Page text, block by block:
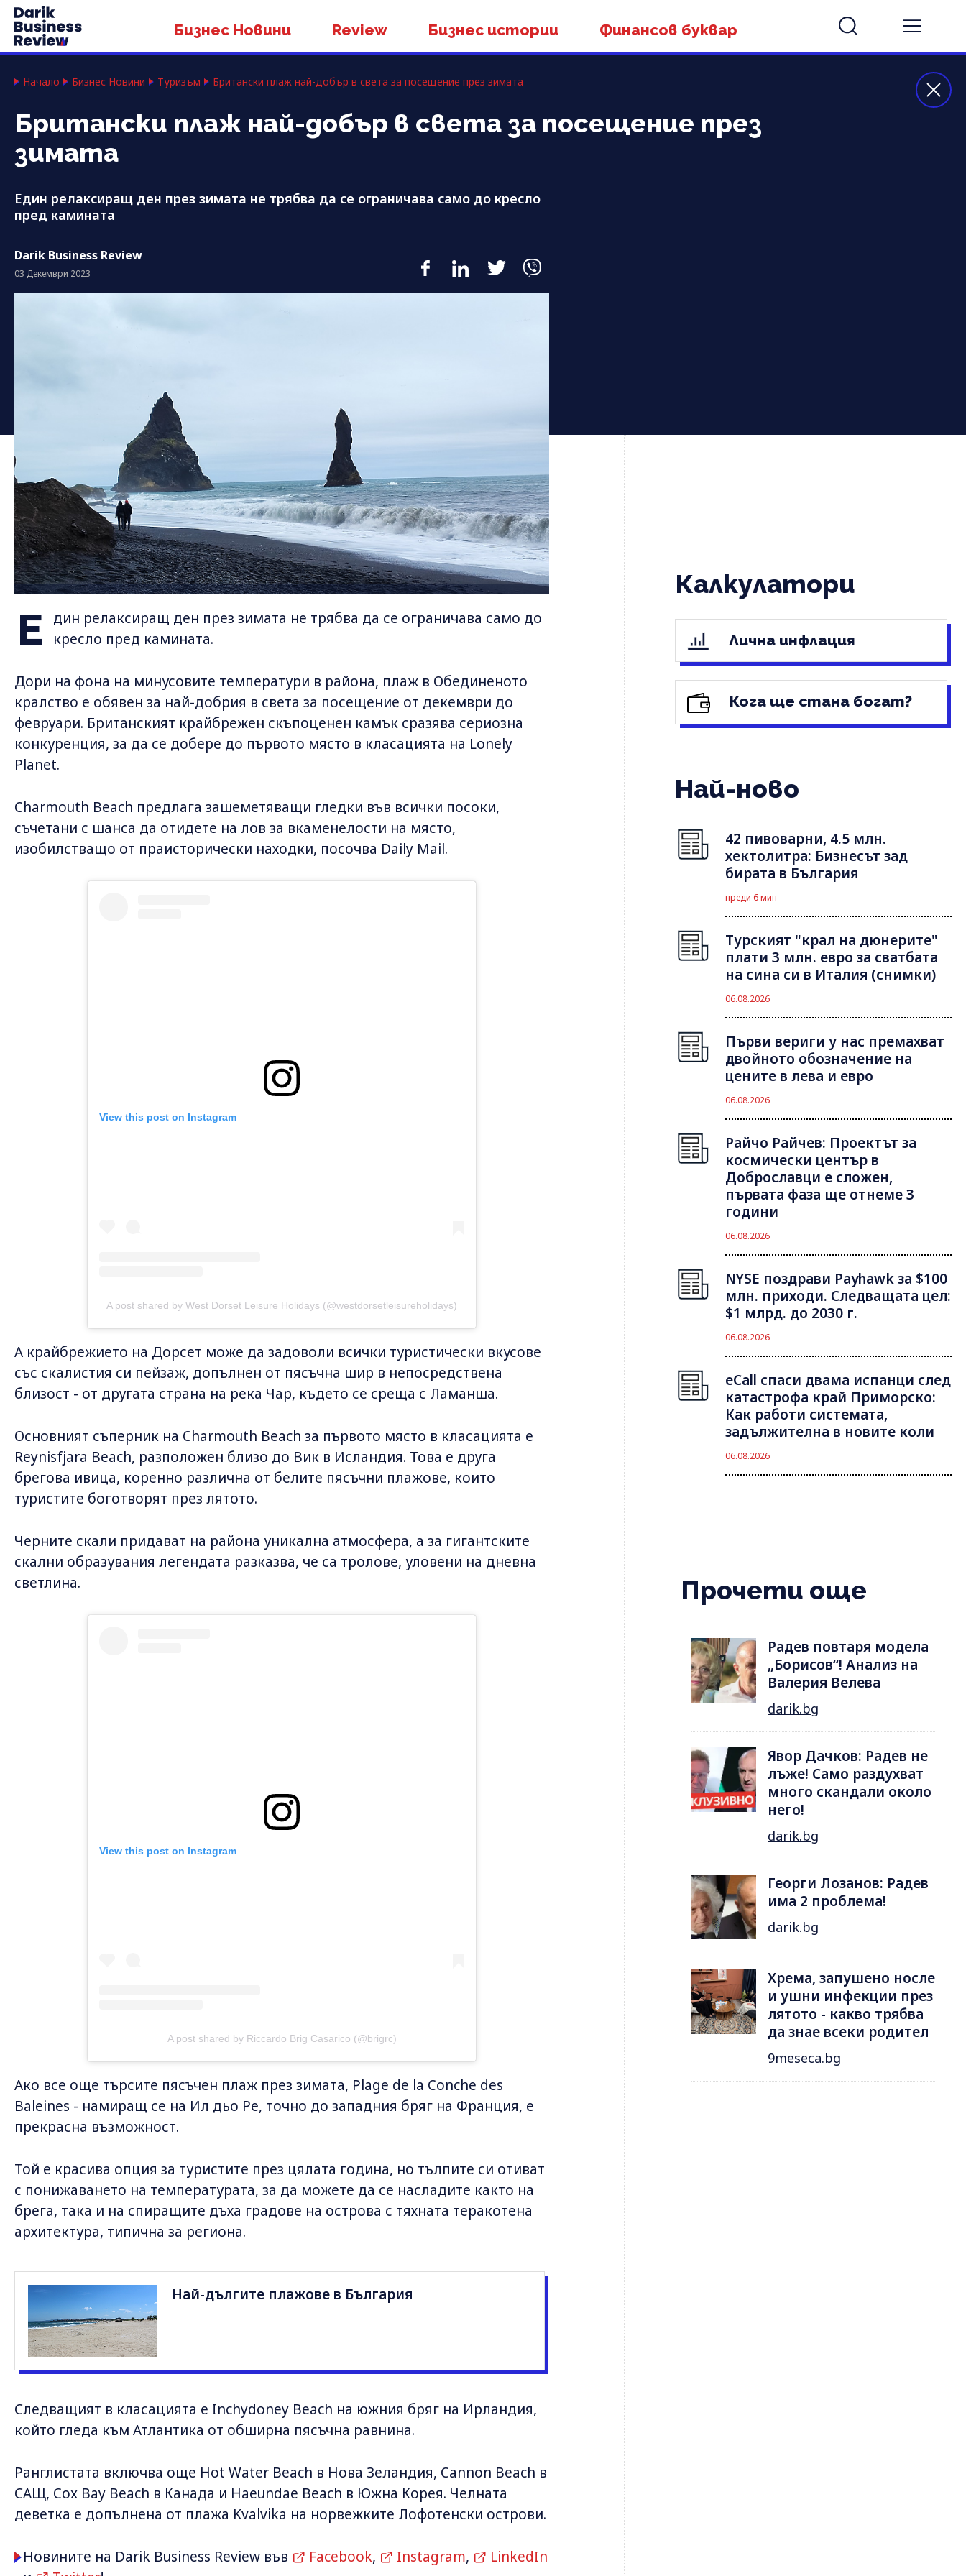
Бизнес Новини Review Бизнес истории Финансов буквар
Начало Бизнес Новини Туризъм Британски плаж най-добър в света за посещение през зимата
Британски плаж най-добър в света за посещение през
зимата
Един релаксиращ ден през зимата не трябва да се ограничава само до кресло
пред камината
Darik Business Review
03 Декември 2023
Е
дин релаксиращ ден през зимата не трябва да се ограничава само до
кресло пред камината.
Дори на фона на минусовите температури в района, плаж в Обединеното
кралство е обявен за най-добрия в света за посещение от декември до
февруари. Британският крайбрежен скъпоценен камък сразява сериозна
конкуренция, за да се добере до първото място в класацията на Lonely
Planet.
Charmouth Beach предлага зашеметяващи гледки във всички посоки,
съчетани с шанса да отидете на лов за вкаменелости на място,
изобилстващо от праисторически находки, посочва Daily Mail.
View this post on Instagram
A post shared by West Dorset Leisure Holidays (@westdorsetleisureholidays)
А крайбрежието на Дорсет може да задоволи всички туристически вкусове
със скалистия си пейзаж, допълнен от пясъчна шир в непосредствена
близост - от другата страна на река Чар, където се среща с Ламанша.
Основният съперник на Charmouth Beach за първото място в класацията е
Reynisfjara Beach, разположен близо до Вик в Исландия. Това е друга
брегова ивица, коренно различна от белите пясъчни плажове, които
туристите боготворят през лятото.
Черните скали придават на района уникална атмосфера, а за гигантските
скални образувания легендата разказва, че са тролове, уловени на дневна
светлина.
View this post on Instagram
A post shared by Riccardo Brig Casarico (@brigrc)
Ако все още търсите пясъчен плаж през зимата, Plage de la Conche des
Baleines - намиращ се на Ил дьо Ре, точно до западния бряг на Франция, е
прекрасна възможност.
Той е красива опция за туристите през цялата година, но тълпите си отиват
с понижаването на температурата, за да можете да се насладите както на
брега, така и на спиращите дъха градове на острова с тяхната теракотена
архитектура, типична за региона.
Най-дългите плажове в България
Следващият в класацията е Inchydoney Beach на южния бряг на Ирландия,
който гледа към Атлантика от обширна пясъчна равнина.
Ранглистата включва още Hot Water Beach в Нова Зеландия, Cannon Beach в
САЩ, Cox Bay Beach в Канада и Haeundae Beach в Южна Корея. Челната
деветка е допълнена от плажа Kvalvika на норвежките Лофотенски острови.
Новините на Darik Business Review във Facebook, Instagram,
LinkedIn
Калкулатори
Лична инфлация
Кога ще стана богат?
Най-ново
42 пивоварни, 4.5 млн.
хектолитра: Бизнесът зад
бирата в България
преди 6 мин
Турският "крал на дюнерите"
плати 3 млн. евро за сватбата
на сина си в Италия (снимки)
06.08.2026
Първи вериги у нас премахват
двойното обозначение на
цените в лева и евро
06.08.2026
Райчо Райчев: Проектът за
космически център в
Доброславци е сложен,
първата фаза ще отнеме 3
години
06.08.2026
NYSE поздрави Payhawk за $100
млн. приходи. Следващата цел:
$1 млрд. до 2030 г.
06.08.2026
eCall спаси двама испанци след
катастрофа край Приморско:
Как работи системата,
задължителна в новите коли
06.08.2026
Прочети още
Радев повтаря модела
„Борисов“! Анализ на
Валерия Велева
darik.bg
Явор Дачков: Радев не
лъже! Само раздухват
много скандали около
него!
darik.bg
Георги Лозанов: Радев
има 2 проблема!
darik.bg
Хрема, запушено носле
и ушни инфекции през
лятотo - какво трябва
да знае всеки родител
9meseca.bg